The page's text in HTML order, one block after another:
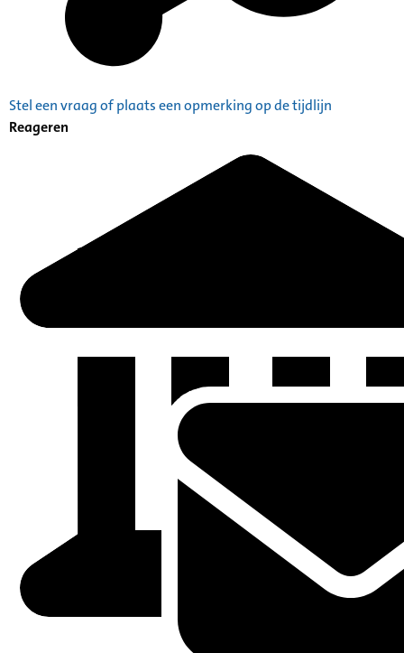
Stel een vraag of plaats een opmerking op de tijdlijn
Reageren